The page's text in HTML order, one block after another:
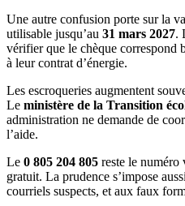
Une autre confusion porte sur la
utilisable jusqu’au 31 mars 2027.
vérifier que le chèque correspond
à leur contrat d’énergie.
Les escroqueries augmentent
Le ministère de la Transition
administration ne demande de
l’aide.
Le 0 805 204 805 reste le numéro
gratuit. La prudence s’impose
courriels suspects, et aux faux